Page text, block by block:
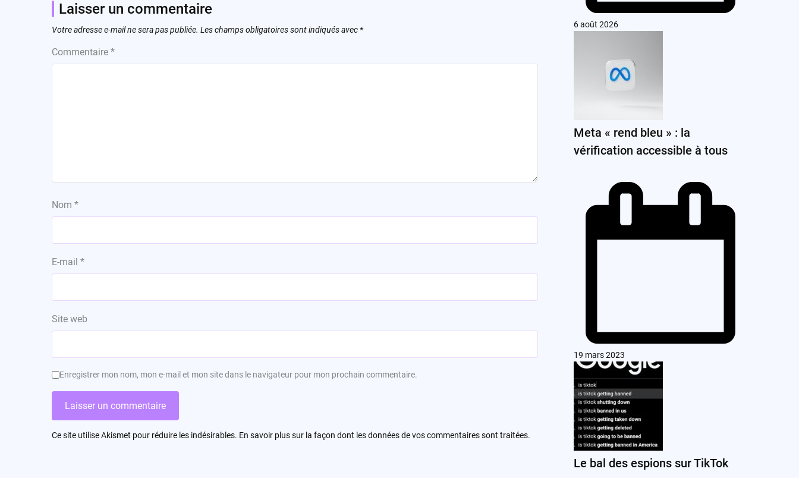
Laisser un commentaire
Votre adresse e-mail ne sera pas publiée. Les champs obligatoires sont indiqués avec *
Commentaire *
Nom *
E-mail *
Site web
Enregistrer mon nom, mon e-mail et mon site dans le navigateur pour mon prochain commentaire.
Ce site utilise Akismet pour réduire les indésirables. En savoir plus sur la façon dont les données de vos commentaires sont traitées.
6 août 2026
Meta « rend bleu » : la
vérification accessible à tous
19 mars 2023
Le bal des espions sur TikTok